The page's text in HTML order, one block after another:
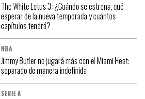
The White Lotus 3: ¿Cuándo se estrena, qué
esperar de la nueva temporada y cuántos
capítulos tendrá?
NBA
Jimmy Butler no jugará más con el Miami Heat:
separado de manera indefinida
SERIE A